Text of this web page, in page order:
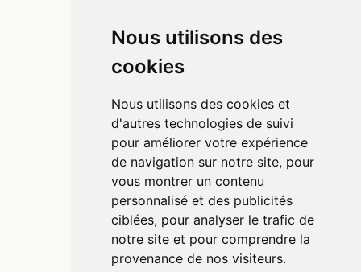
Nous utilisons des
cookies
Nous utilisons des cookies et
d'autres technologies de suivi
pour améliorer votre expérience
de navigation sur notre site, pour
vous montrer un contenu
personnalisé et des publicités
ciblées, pour analyser le trafic de
notre site et pour comprendre la
provenance de nos visiteurs.
Informations
Qui sommes-nous ?
Déclarer un effet indésirable
Mentions légales
CGV
Données personnelles
Cookies
Préférences Cookies